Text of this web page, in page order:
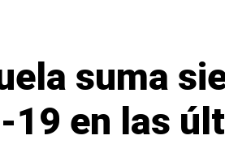
suma
19 en las